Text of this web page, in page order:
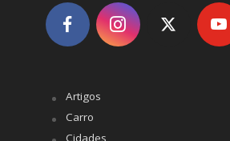
Artigos
Carro
Cidades